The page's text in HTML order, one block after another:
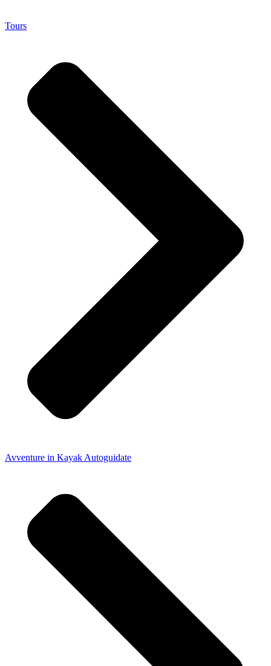
Tours
Avventure in Kayak Autoguidate